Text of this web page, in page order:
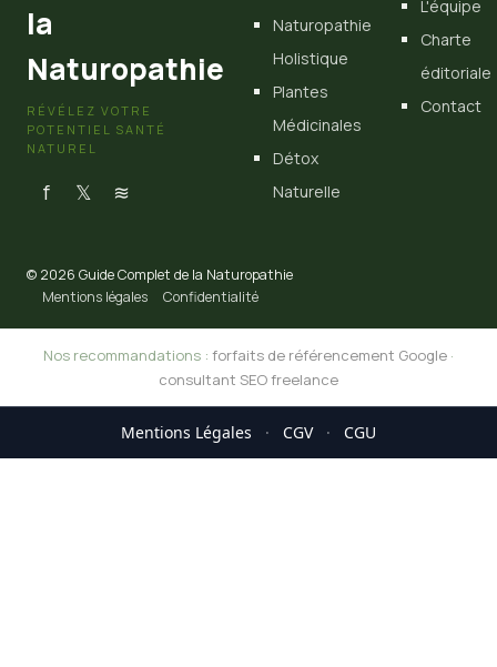
la
Naturopathie
RÉVÉLEZ VOTRE
POTENTIEL SANTÉ
NATUREL
f 𝕏 ≋
Naturopathie
Holistique
Plantes
Médicinales
Détox
Naturelle
L'équipe
Charte
éditoriale
Contact
© 2026 Guide Complet de la Naturopathie
Mentions légales
Confidentialité
Nos recommandations : forfaits de référencement Google ·
consultant SEO freelance
Mentions Légales · CGV · CGU